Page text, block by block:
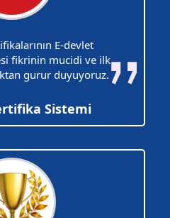
E-devlet
fikrinin mucidi ve ilk
gurur duyuyoruz.
Sistemi